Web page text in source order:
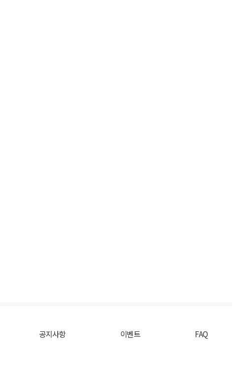
공지사항 이벤트 FAQ